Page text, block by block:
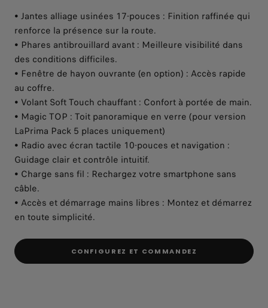
• Jantes alliage usinées 17-pouces : Finition raffinée qui
renforce la présence sur la route.
• Phares antibrouillard avant : Meilleure visibilité dans
des conditions difficiles.
• Fenêtre de hayon ouvrante (en option) : Accès rapide
au coffre.
• Volant Soft Touch chauffant : Confort à portée de main.
• Magic TOP : Toit panoramique en verre (pour version
LaPrima Pack 5 places uniquement)
• Radio avec écran tactile 10-pouces et navigation :
Guidage clair et contrôle intuitif.
• Charge sans fil : Rechargez votre smartphone sans
câble.
• Accès et démarrage mains libres : Montez et démarrez
en toute simplicité.
CONFIGUREZ ET COMMANDEZ